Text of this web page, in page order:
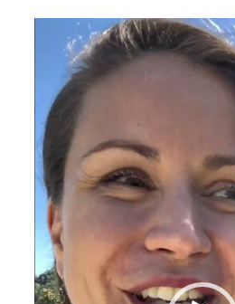
přehrávač